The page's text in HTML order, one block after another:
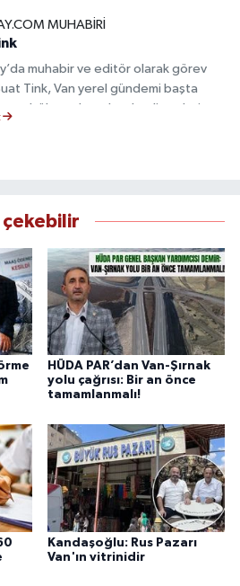
MUHABIRI
muhabir ve editör olarak görev
Tink, Van yerel gündemi başta
bölgesel ve ulusal gelişmeleri
olan Tink, sahadan edindiği bilgilerle
tarafsızlık ve etik ilkeler
çekebilir
HÜDA PAR’dan Van-Şırnak
yolu çağrısı: Bir an önce
tamamlanmalı!
Kandaşoğlu: Rus Pazarı
Van'ın vitrinidir